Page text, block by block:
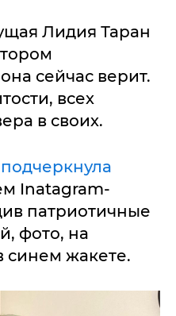
Лидия Таран
сейчас верит.
всех
в своих.
подчеркнула
Inatagram-
патриотичные
фото, на
синем жакете.